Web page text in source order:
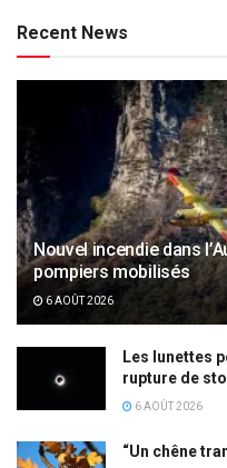
Recent News
Nouvel incendie dans
pompiers mobilisés
6 AOÛT 2026
Les lunettes
rupture de
6 AOÛT 2026
“Un chêne